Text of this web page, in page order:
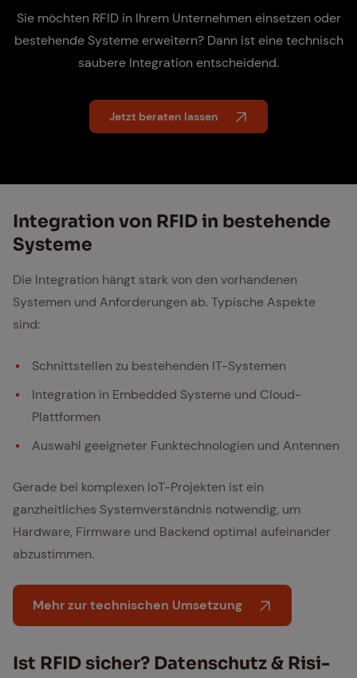
Sie möchten RFID in Ihrem Unternehmen einsetzen oder
bestehende Systeme erweitern? Dann ist eine technisch
saubere Integration entscheidend.
Jetzt beraten lassen
In­te­gra­ti­on von RFID in be­stehen­de
Sys­te­me
Die Integration hängt stark von den vorhandenen
Systemen und Anforderungen ab. Typische Aspekte
sind:
Schnittstellen zu bestehenden IT-Systemen
Integration in Embedded Systeme und Cloud-
Plattformen
Auswahl geeigneter Funktechnologien und Antennen
Gerade bei komplexen IoT-Projekten ist ein
ganzheitliches Systemverständnis notwendig, um
Hardware, Firmware und Backend optimal aufeinander
abzustimmen.
Mehr zur technischen Umsetzung
Ist RFID si­cher? Da­ten­schutz & Ri­si­